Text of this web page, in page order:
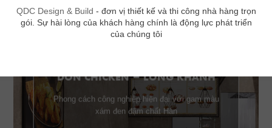
DON CHICKEN - LONG KHÁNH
Phong cách công nghiệp hiện đại với gam màu
xám đen đậm chất Hàn
QDC Design & Build - đơn vị thiết kế và thi công nhà hàng trọn
gói. Sự hài lòng của khách hàng chính là động lực phát triển
của chúng tôi